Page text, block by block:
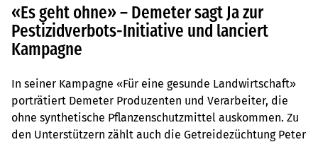
«Es geht ohne» – Demeter sagt Ja zur
Pestizidverbots-Initiative und lanciert
Kampagne
In seiner Kampagne «Für eine gesunde Landwirtschaft»
porträtiert Demeter Produzenten und Verarbeiter, die
ohne synthetische Pflanzenschutzmittel auskommen. Zu
den Unterstützern zählt auch die Getreidezüchtung Peter